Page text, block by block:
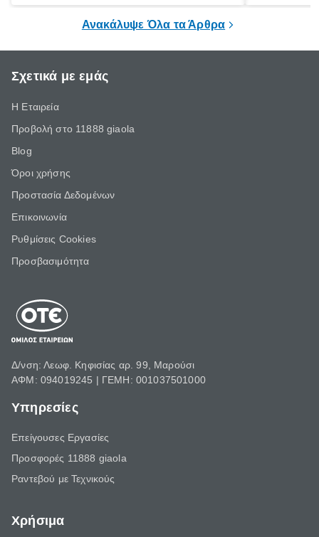
Ανακάλυψε Όλα τα Άρθρα
Σχετικά με εμάς
Η Εταιρεία
Προβολή στο 11888 giaola
Blog
Όροι χρήσης
Προστασία Δεδομένων
Επικοινωνία
Ρυθμίσεις Cookies
Προσβασιμότητα
Δ/νση: Λεωφ. Κηφισίας αρ. 99, Μαρούσι
ΑΦΜ: 094019245 | ΓΕΜΗ: 001037501000
Υπηρεσίες
Επείγουσες Εργασίες
Προσφορές 11888 giaola
Ραντεβού με Τεχνικούς
Χρήσιμα